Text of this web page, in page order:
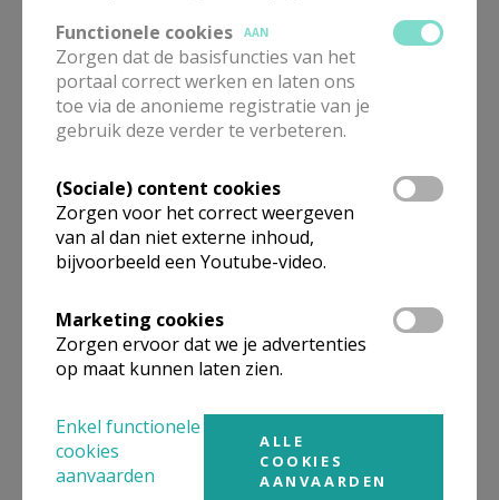
Sint-Corneliusparochie Ninove
Meer
Functionele cookies
AAN
Zorgen dat de basisfuncties van het
portaal correct werken en laten ons
toe via de anonieme registratie van je
gebruik deze verder te verbeteren.
(Sociale) content cookies
Zorgen voor het correct weergeven
van al dan niet externe inhoud,
bijvoorbeeld een Youtube-video.
Marketing cookies
Zorgen ervoor dat we je advertenties
op maat kunnen laten zien.
Enkel functionele
cookies
aanvaarden
ALLE
COOKIES
AANVAARDEN